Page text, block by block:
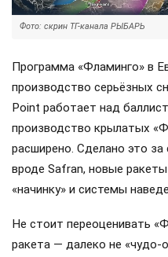
Фото: скрин ТГ-канала РЫБАРЬ
Программа «Фламинго» в
производство серьёзных
Point работает над
производство крылатых
расширено. Сделано это за
вроде Safran, новые
«начинку» и системы
Не стоит переоценивать
ракета — далеко не «чудо-